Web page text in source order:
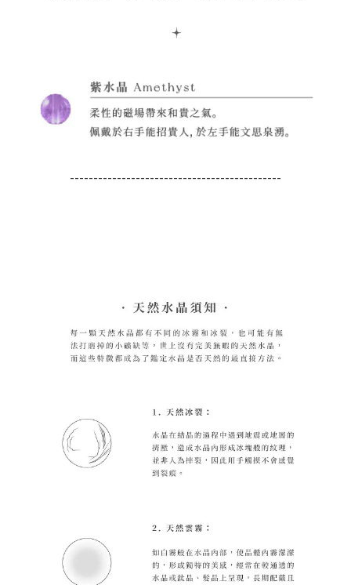
---------------------------------------------